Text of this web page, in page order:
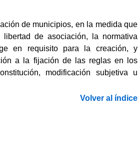
de municipios, en la medida que
de asociación, la normativa
en requisito para la creación, y
a la fijación de las reglas en los
modificación subjetiva u
Volver al índice